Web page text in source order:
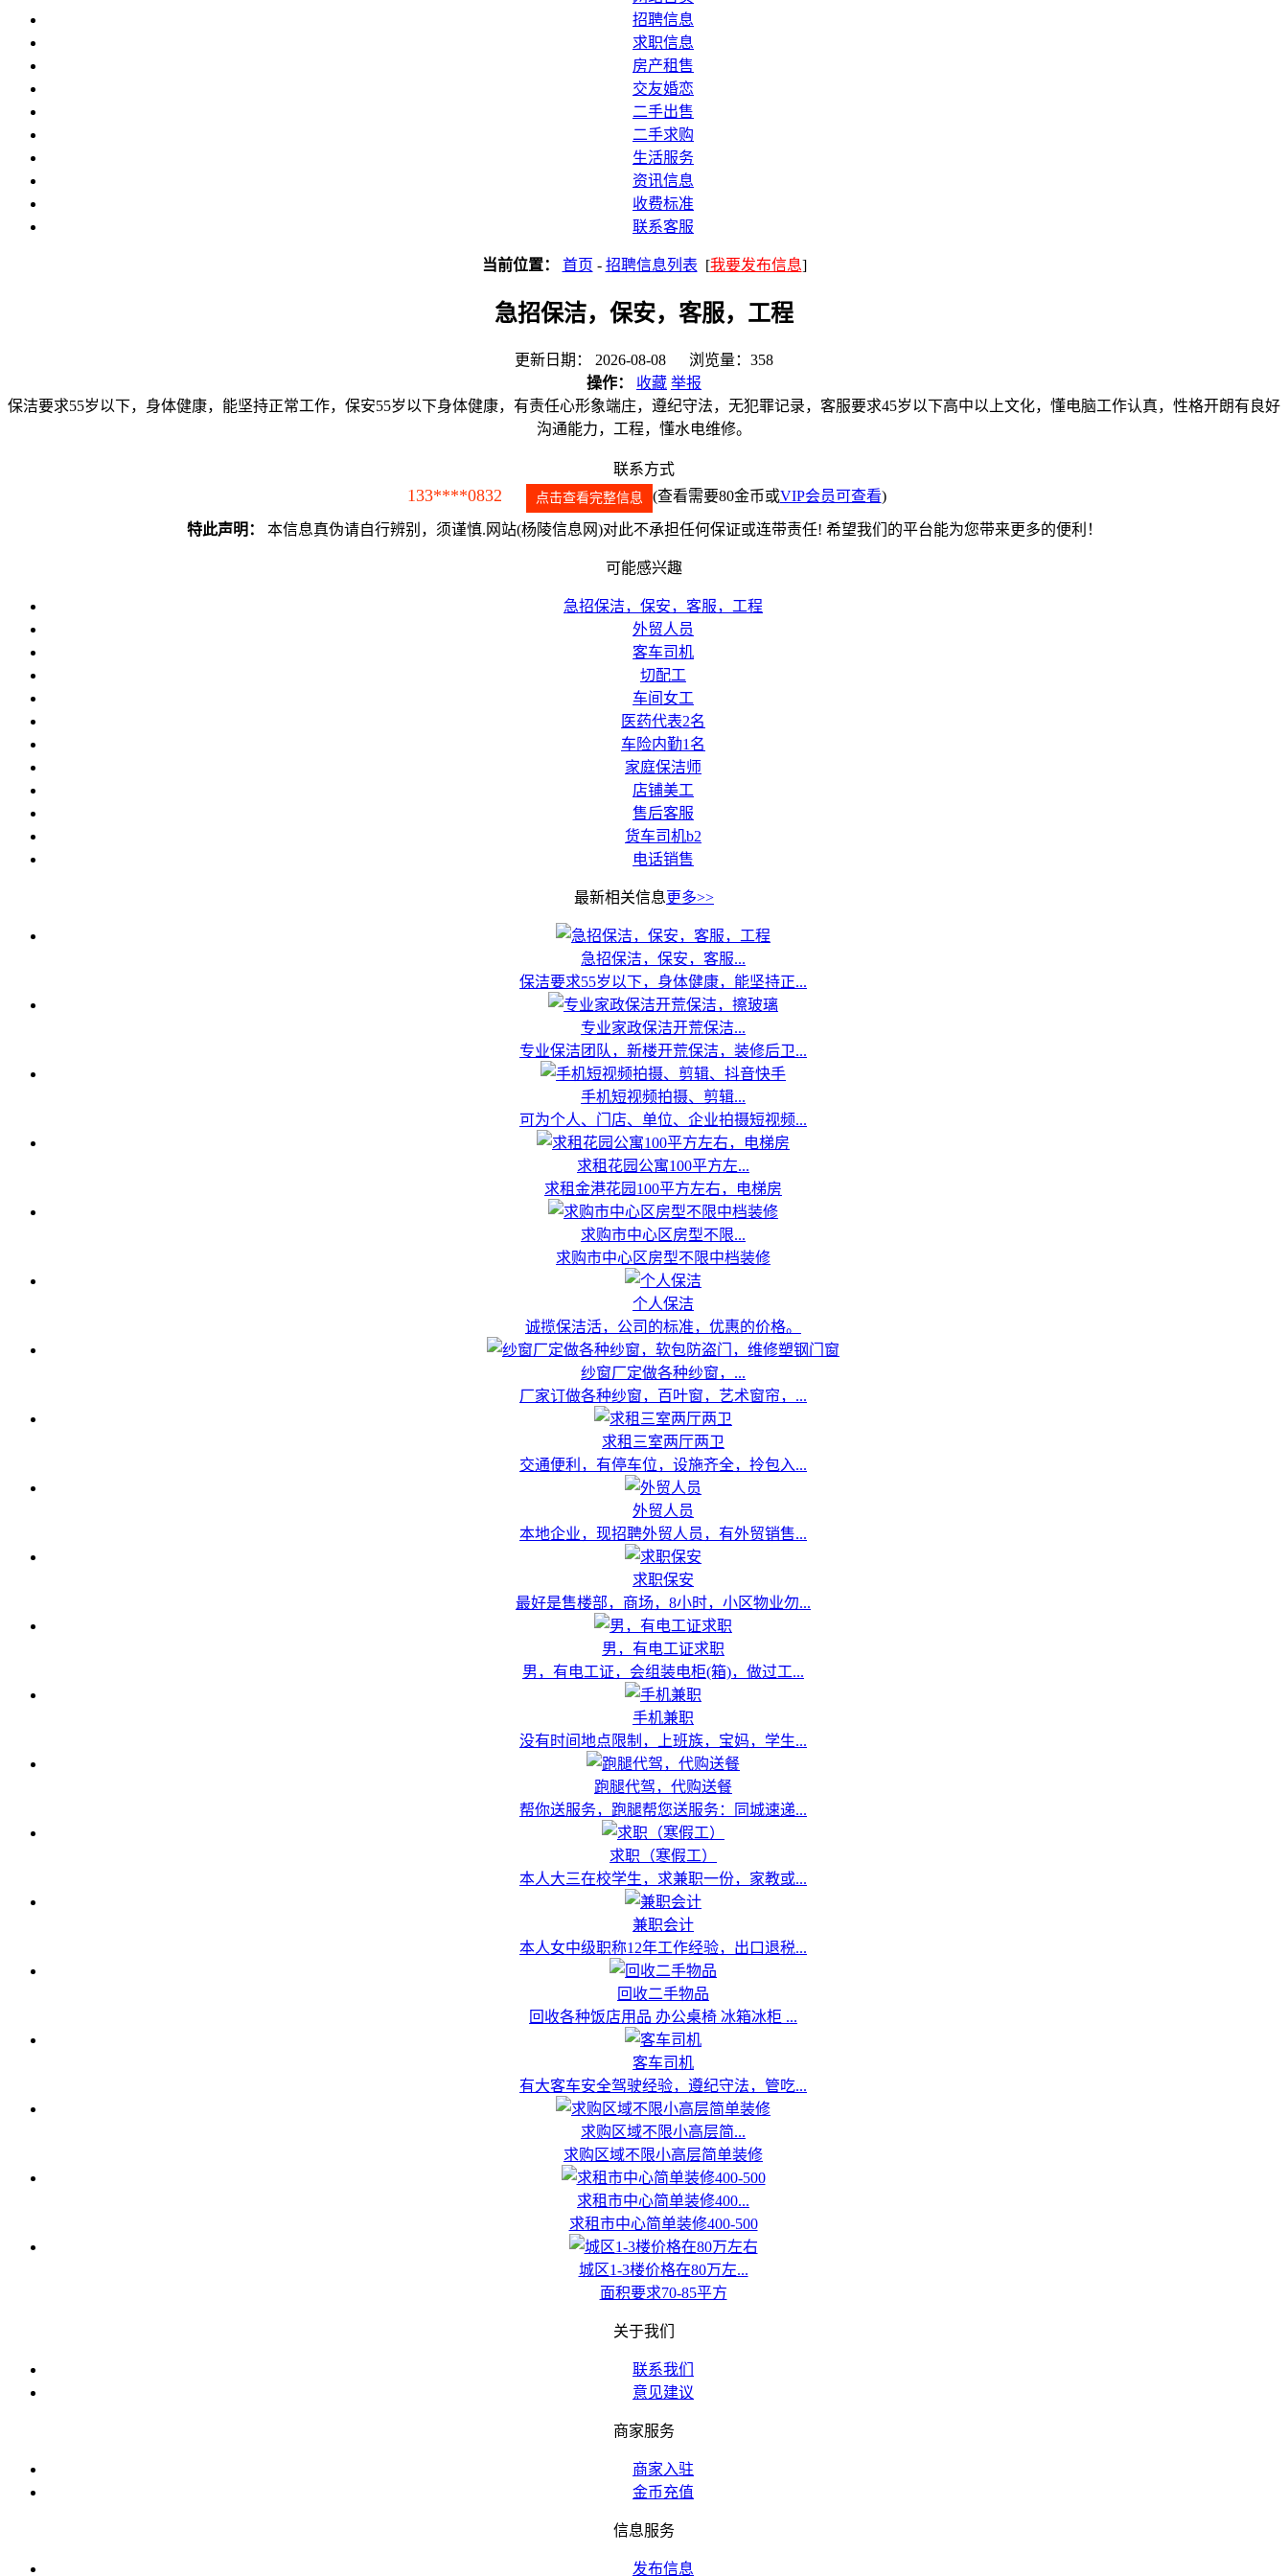
招聘信息
求职信息
房产租售
交友婚恋
二手出售
二手求购
生活服务
资讯信息
收费标准
联系客服
当前位置： 首页 - 招聘信息列表 [我要发布信息]
急招保洁，保安，客服，工程
更新日期： 2026-08-08 浏览量：358
操作：
收藏 举报
保洁要求55岁以下，身体健康，能坚持正常工作，保安55岁以下身体健康，有责任心形象端庄，遵纪守法，无犯罪记录，客服要求45岁以下高中以上文化，懂电脑工作认真，性格开朗有良好
沟通能力，工程，懂水电维修。
联系方式
133****0832 点击查看完整信息 (查看需要80金币或VIP会员可查看)
特此声明： 本信息真伪请自行辨别，须谨慎.网站(杨陵信息网)对此不承担任何保证或连带责任! 希望我们的平台能为您带来更多的便利！
可能感兴趣
急招保洁，保安，客服，工程
外贸人员
客车司机
切配工
车间女工
医药代表2名
车险内勤1名
家庭保洁师
店铺美工
售后客服
货车司机b2
电话销售
最新相关信息更多>>
急招保洁，保安，客服...
保洁要求55岁以下，身体健康，能坚持正...
专业家政保洁开荒保洁...
专业保洁团队，新楼开荒保洁，装修后卫...
手机短视频拍摄、剪辑...
可为个人、门店、单位、企业拍摄短视频...
求租花园公寓100平方左...
求租金港花园100平方左右，电梯房
求购市中心区房型不限...
求购市中心区房型不限中档装修
个人保洁
诚揽保洁活，公司的标准，优惠的价格。
纱窗厂定做各种纱窗，...
厂家订做各种纱窗，百叶窗，艺术窗帘，...
求租三室两厅两卫
交通便利，有停车位，设施齐全，拎包入...
外贸人员
本地企业，现招聘外贸人员，有外贸销售...
求职保安
最好是售楼部，商场，8小时，小区物业勿...
男，有电工证求职
男，有电工证，会组装电柜(箱)，做过工...
手机兼职
没有时间地点限制，上班族，宝妈，学生...
跑腿代驾，代购送餐
帮你送服务，跑腿帮您送服务：同城速递...
求职（寒假工）
本人大三在校学生，求兼职一份，家教或...
兼职会计
本人女中级职称12年工作经验，出口退税...
回收二手物品
回收各种饭店用品 办公桌椅 冰箱冰柜 ...
客车司机
有大客车安全驾驶经验，遵纪守法，管吃...
求购区域不限小高层简...
求购区域不限小高层简单装修
求租市中心简单装修400...
求租市中心简单装修400-500
城区1-3楼价格在80万左...
面积要求70-85平方
关于我们
联系我们
意见建议
商家服务
商家入驻
金币充值
信息服务
发布信息